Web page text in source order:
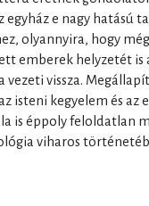
egyház e nagy hatású
olyannyira, hogy
emberek helyzetét is
vezeti vissza.
isteni kegyelem és az
is éppoly feloldatlan
viharos